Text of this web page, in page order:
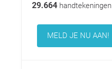
29.664handtekeningen
MELD JE NU AAN!